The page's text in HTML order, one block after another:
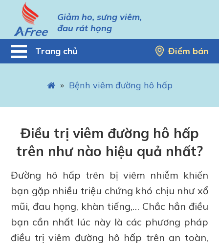
Giảm ho, sưng viêm,
đau rát họng
Trang chủ Điểm bán
» Bệnh viêm đường hô hấp
Điều trị viêm đường hô hấp
trên như nào hiệu quả nhất?
Đường hô hấp trên bị viêm nhiễm khiến
bạn gặp nhiều triệu chứng khó chịu như xổ
mũi, đau họng, khàn tiếng,… Chắc hẳn điều
bạn cần nhất lúc này là các phương pháp
điều trị viêm đường hô hấp trên an toàn,